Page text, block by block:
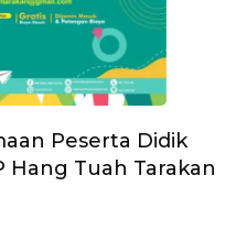
Peserta Didik
Hang Tuah Tarakan